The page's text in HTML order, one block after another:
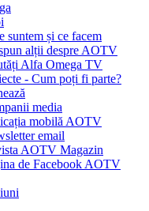
suntem și ce facem
alții despre AOTV
Alfa Omega TV
- Cum poți fi parte?
media
mobilă AOTV
email
AOTV Magazin
de Facebook AOTV